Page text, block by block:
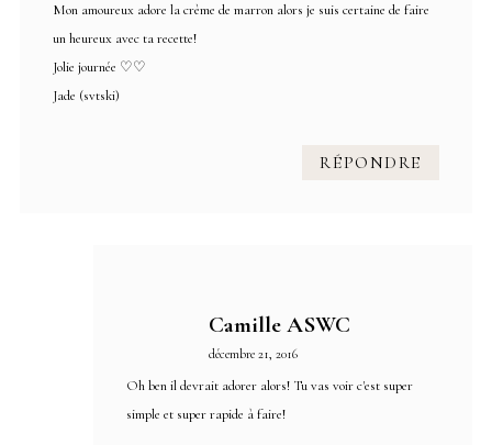
Mon amoureux adore la crème de marron alors je suis certaine de faire
un heureux avec ta recette!
Jolie journée ♡♡
Jade (svtski)
RÉPONDRE
Camille ASWC
décembre 21, 2016
Oh ben il devrait adorer alors! Tu vas voir c'est super
simple et super rapide à faire!